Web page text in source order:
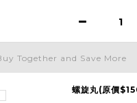
Together and Save More
螺旋丸(原價